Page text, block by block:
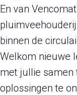
En van
binnen de
Welkom nieuwe
met jullie samen
oplossingen te